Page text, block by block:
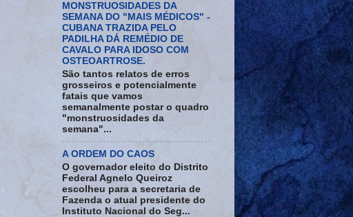
MONSTRUOSIDADES DA
SEMANA DO "MAIS MÉDICOS" -
CUBANA TRAZIDA PELO
PADILHA DÁ REMÉDIO DE
CAVALO PARA IDOSO COM
OSTEOARTROSE.
São tantos relatos de erros
grosseiros e potencialmente
fatais que vamos
semanalmente postar o quadro
"monstruosidades da
semana"...
A ORDEM DO CAOS
O governador eleito do Distrito
Federal Agnelo Queiroz
escolheu para a secretaria de
Fazenda o atual presidente do
Instituto Nacional do Seg...